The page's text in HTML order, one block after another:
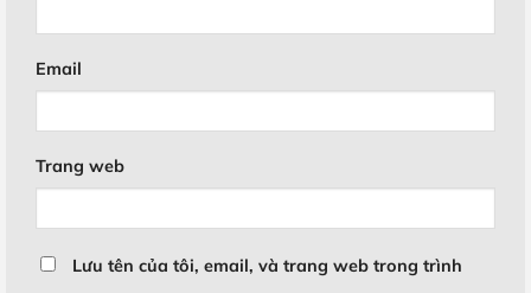
Email
Trang web
Lưu tên của tôi, email, và trang web trong trình